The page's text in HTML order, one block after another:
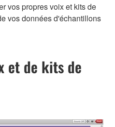
vos propres voix et kits de
vos données d'échantillons
et de kits de